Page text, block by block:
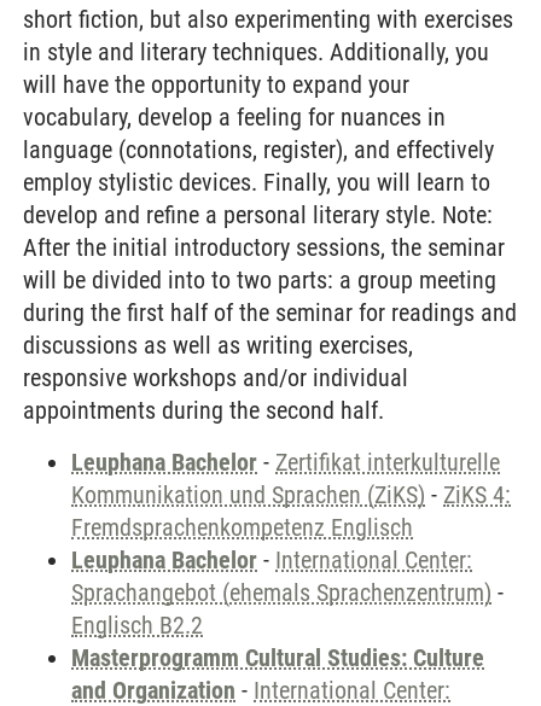
short fiction, but also experimenting with exercises
in style and literary techniques. Additionally, you
will have the opportunity to expand your
vocabulary, develop a feeling for nuances in
language (connotations, register), and effectively
employ stylistic devices. Finally, you will learn to
develop and refine a personal literary style. Note:
After the initial introductory sessions, the seminar
will be divided into to two parts: a group meeting
during the first half of the seminar for readings and
discussions as well as writing exercises,
responsive workshops and/or individual
appointments during the second half.
Leuphana Bachelor - Zertifikat interkulturelle
Kommunikation und Sprachen (ZiKS) - ZiKS 4:
Fremdsprachenkompetenz Englisch
Leuphana Bachelor - International Center:
Sprachangebot (ehemals Sprachenzentrum) -
Englisch B2.2
Masterprogramm Cultural Studies: Culture
and Organization - International Center: